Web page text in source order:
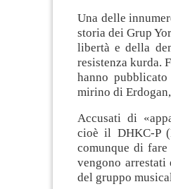
Una delle
storia dei Grup
libertà e della
resistenza kurda.
hanno
mirino di
Accusati di
cioè il DHKC-P
comunque di
vengono
del gruppo